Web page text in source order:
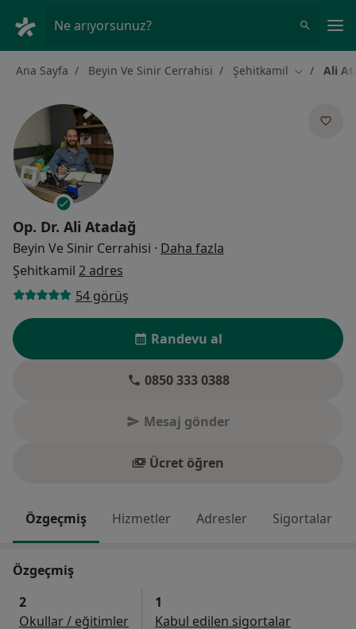
Ne arıyorsunuz?
Ana Sayfa Beyin Ve Sinir Cerrahisi Şehitkamil ŞehirAli
Op. Dr. Ali Atadağ
Beyin Ve Sinir Cerrahisi · Daha fazla
Şehitkamil 2 adres
54 görüş
Randevu al
0850 333 0388
Mesaj gönder
Ücret öğren
Özgeçmiş Hizmetler Adresler Sigortalar
Özgeçmiş
2
Okullar / eğitimler
1
Kabul edilen sigortalar